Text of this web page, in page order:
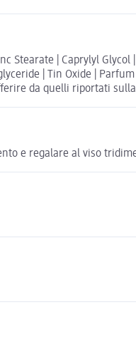
| Caprylyl Glycol |
| Tin Oxide |
da quelli riportati
e regalare al viso